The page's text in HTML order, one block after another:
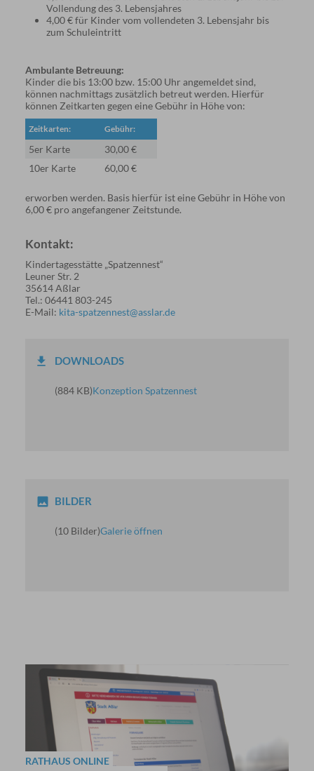
Vollendung des 3. Lebensjahres
4,00 € für Kinder vom vollendeten 3. Lebensjahr bis
zum Schuleintritt
Ambulante Betreuung:
Kinder die bis 13:00 bzw. 15:00 Uhr angemeldet sind,
können nachmittags zusätzlich betreut werden. Hierfür
können Zeitkarten gegen eine Gebühr in Höhe von:
Zeitkarten: Gebühr:
5er Karte
30,00 €
10er Karte
60,00 €
erworben werden. Basis hierfür ist eine Gebühr in Höhe von
6,00 € pro angefangener Zeitstunde.
Kontakt:
Kindertagesstätte „Spatzennest“
Leuner Str. 2
35614 Aßlar
Tel.: 06441 803-245
E-Mail: kita-spatzennest@asslar.de
DOWNLOADS
(884 KB)Konzeption Spatzennest
BILDER
(10 Bilder)Galerie öffnen
RATHAUS ONLINE